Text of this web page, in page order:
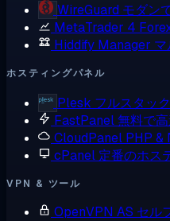
WireGuard モダン
MetaTrader 4
Hiddify Manager
ホスティングパネル
Plesk フルスタッ
FastPanel無料で
CloudPanel PHP &
cPanel 定番のホス
VPN & ツール
OpenVPN AS セル